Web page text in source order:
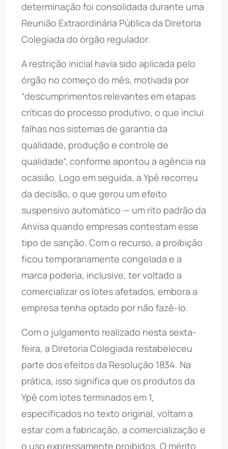
determinação foi consolidada durante uma
Reunião Extraordinária Pública da Diretoria
Colegiada do órgão regulador.
A restrição inicial havia sido aplicada pelo
órgão no começo do mês, motivada por
“descumprimentos relevantes em etapas
críticas do processo produtivo, o que inclui
falhas nos sistemas de garantia da
qualidade, produção e controle de
qualidade”, conforme apontou a agência na
ocasião. Logo em seguida, a Ypê recorreu
da decisão, o que gerou um efeito
suspensivo automático — um rito padrão da
Anvisa quando empresas contestam esse
tipo de sanção. Com o recurso, a proibição
ficou temporariamente congelada e a
marca poderia, inclusive, ter voltado a
comercializar os lotes afetados, embora a
empresa tenha optado por não fazê-lo.
Com o julgamento realizado nesta sexta-
feira, a Diretoria Colegiada restabeleceu
parte dos efeitos da Resolução 1834. Na
prática, isso significa que os produtos da
Ypê com lotes terminados em 1,
especificados no texto original, voltam a
estar com a fabricação, a comercialização e
o uso expressamente proibidos. O mérito